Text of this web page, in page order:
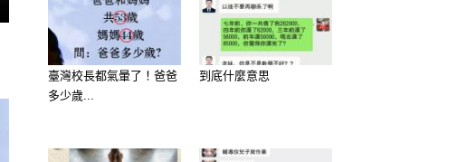
臺灣校長都氣暈了！爸爸
多少歲...
到底什麼意思